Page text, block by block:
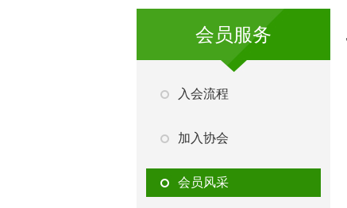
会员服务
入会流程
加入协会
会员风采